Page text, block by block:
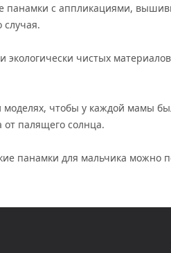
панамки с аппликациями,
экологически чистых
чтобы у каждой мамы
от палящего солнца.
панамки для мальчика можно